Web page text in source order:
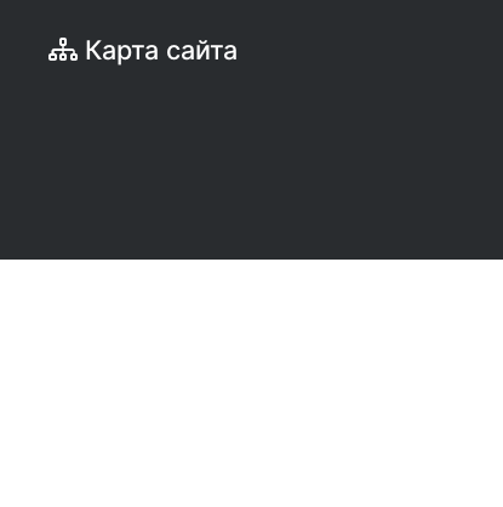
Карта сайта